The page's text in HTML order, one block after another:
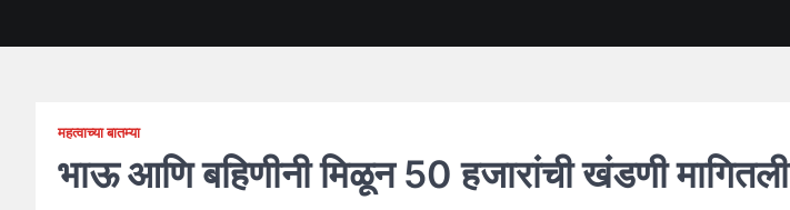
महत्वाच्या बातम्या
भाऊ आणि बहिणीनी मिळून 50 हजारांची खंडणी मागितली